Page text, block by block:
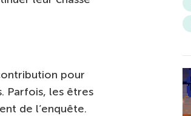
pour
Parfois, les êtres
de l’enquête.